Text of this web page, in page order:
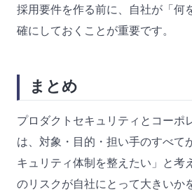
採用要件を作る前に、自社が「何
確にしておくことが重要です。
まとめ
プロダクトセキュリティとコーポ
は、対象・目的・担い手のすべて
キュリティ体制を整えたい」と考
のリスクが自社にとって大きいか